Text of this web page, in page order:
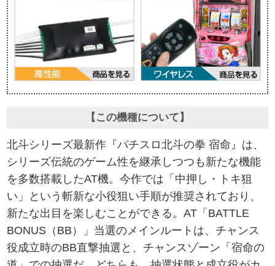
【この機種について】
北斗シリーズ最新作『パチスロ北斗の拳 宿命』は、
シリーズ伝統のゲーム性を継承しつつも新たな機能
を多数搭載したAT機。今作では「中押し・トキ狙
い」という斬新な小役狙い手順が推奨されており、
新たな出目を楽しむことができる。AT「BATTLE
BONUS（BB）」当選のメインルートは、チャンス
役成立時のBB直撃抽選と、チャンスゾーン「宿命の